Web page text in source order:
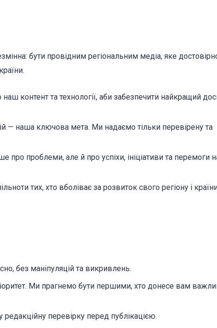
бути провідним регіональним медіа, яке
контент та технології, аби забезпечити найкращий
— наша ключова мета. Ми надаємо тільки перевірену та
про проблеми, але й про успіхи, ініціативи та перемоги
тих, хто вболіває за розвиток свого регіону і
без маніпуляцій та викривлень.
Ми прагнемо бути першими, хто донесе вам
перевірку перед публікацією.